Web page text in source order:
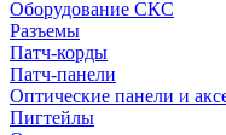
Оборудование СКС
Разъемы
Патч-корды
Патч-панели
Оптические панели и
Пигтейлы